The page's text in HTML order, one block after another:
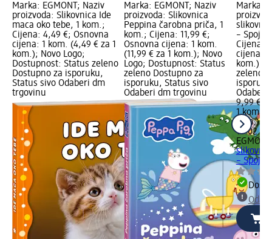
Marka: EGMONT; Naziv
proizvoda: Slikovnica Ide
maca oko tebe, 1 kom.;
Cijena: 4,49 €; Osnovna
cijena: 1 kom. (4,49 € za 1
kom.); Novo Logo;
Dostupnost: Status zeleno
Dostupno za isporuku,
Status sivo Odaberi dm
trgovinu
Marka: EGMONT; Naziv
proizvoda: Slikovnica
Peppina čarobna priča, 1
kom.; Cijena: 11,99 €;
Osnovna cijena: 1 kom.
(11,99 € za 1 kom.); Novo
Logo; Dostupnost: Status
zeleno Dostupno za
isporuku, Status sivo
Odaberi dm trgovinu
Marka:
– Spoji
Cijena:
cijena: 1
kom.);
zeleno
Odaberi
9,99 €
1 kom.
kom.)
EGMONT
–